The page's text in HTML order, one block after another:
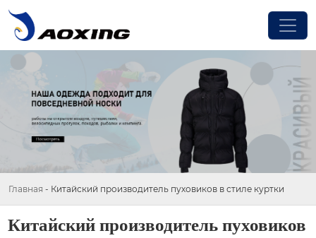
Главная - Китайский производитель пуховиков в стиле куртки
Китайский производитель пуховиков